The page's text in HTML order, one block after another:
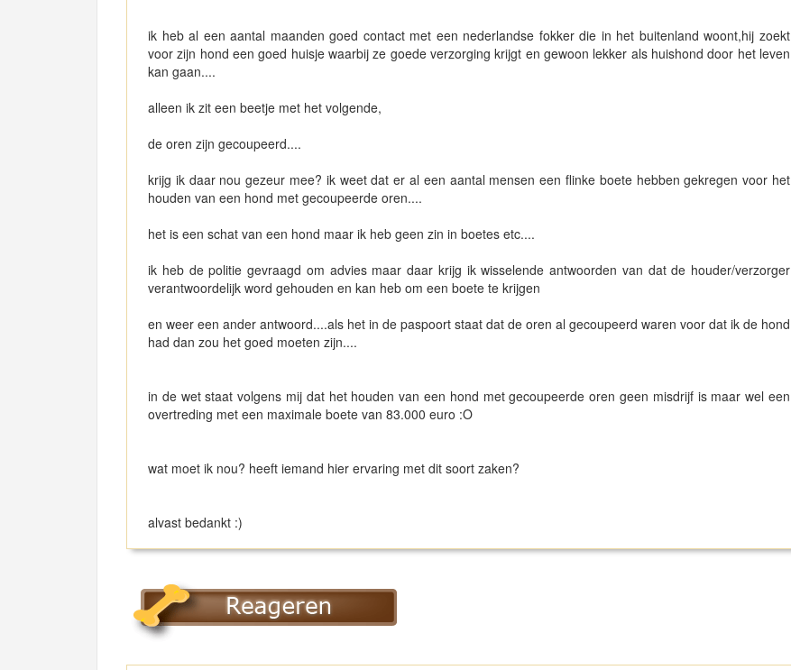
ik heb al een aantal maanden goed contact met een nederlandse fokker die in het buitenland woont,hij zoekt
voor zijn hond een goed huisje waarbij ze goede verzorging krijgt en gewoon lekker als huishond door het leven
kan gaan....
alleen ik zit een beetje met het volgende,
de oren zijn gecoupeerd....
krijg ik daar nou gezeur mee? ik weet dat er al een aantal mensen een flinke boete hebben gekregen voor het
houden van een hond met gecoupeerde oren....
het is een schat van een hond maar ik heb geen zin in boetes etc....
ik heb de politie gevraagd om advies maar daar krijg ik wisselende antwoorden van dat de houder/verzorger
verantwoordelijk word gehouden en kan heb om een boete te krijgen
en weer een ander antwoord....als het in de paspoort staat dat de oren al gecoupeerd waren voor dat ik de hond
had dan zou het goed moeten zijn....
in de wet staat volgens mij dat het houden van een hond met gecoupeerde oren geen misdrijf is maar wel een
overtreding met een maximale boete van 83.000 euro :O
wat moet ik nou? heeft iemand hier ervaring met dit soort zaken?
alvast bedankt :)